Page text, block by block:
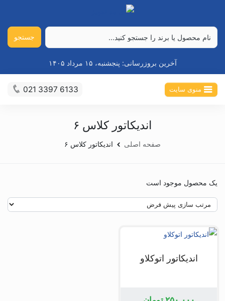
جستجو
آخرین بروزرسانی: پنجشنبه، ۱۵ مرداد ۱۴۰۵
منوی سایت 021 3397 6133
اندیکاتور کلاس ۶
صفحه اصلی اندیکاتور کلاس ۶
یک محصول موجود است
اندیکاتور اتوکلاو